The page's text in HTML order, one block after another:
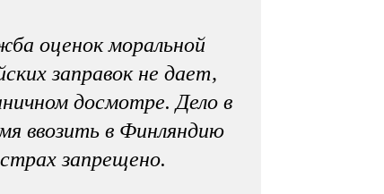
оценок моральной
заправок не дает,
досмотре. Дело в
ввозить в Финляндию
запрещено.